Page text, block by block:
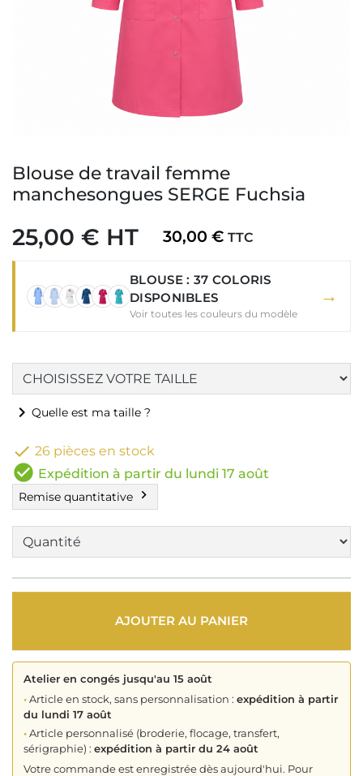
Blouse de travail femme
manchesongues SERGE Fuchsia
25,00 € HT 30,00 € TTC
BLOUSE : 37 COLORIS
DISPONIBLES
Voir toutes les couleurs du modèle
→
chevron_right Quelle est ma taille ?
 26 pièces en stock
check_circle Expédition à partir du lundi 17 août
Remise quantitative chevron_right
AJOUTER AU PANIER
Atelier en congés jusqu'au 15 août
•Article en stock, sans personnalisation : expédition à partir
du lundi 17 août
•Article personnalisé (broderie, flocage, transfert,
sérigraphie) : expédition à partir du 24 août
Votre commande est enregistrée dès aujourd'hui. Pour